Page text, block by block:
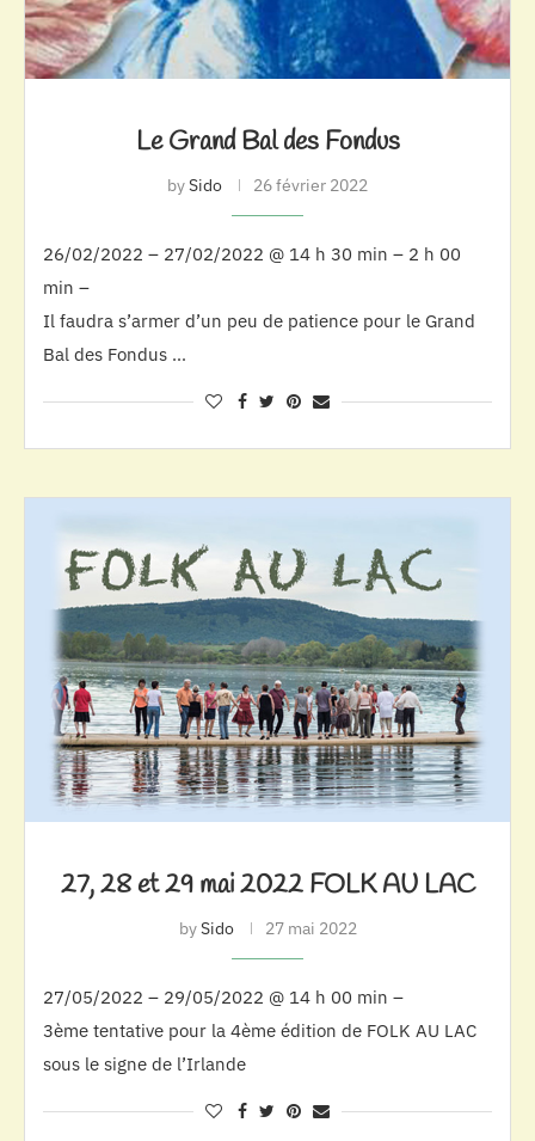
Le Grand Bal des Fondus
bySido 26 février 2022
26/02/2022 – 27/02/2022 @ 14 h 30 min – 2 h 00
min –
Il faudra s’armer d’un peu de patience pour le Grand
Bal des Fondus …
27, 28 et 29 mai 2022 FOLK AU LAC
bySido 27 mai 2022
27/05/2022 – 29/05/2022 @ 14 h 00 min –
3ème tentative pour la 4ème édition de FOLK AU LAC
sous le signe de l’Irlande